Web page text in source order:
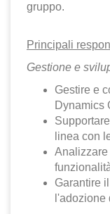
gruppo.
Principali
Gestione e
Gestire e
Dynamics
linea con
Analizzare
Garantire